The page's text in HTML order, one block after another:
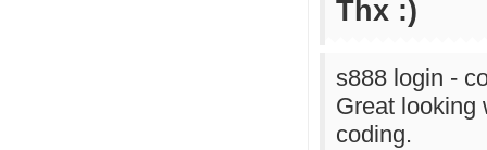
Thx :)
s888 login -
Great looking
coding.